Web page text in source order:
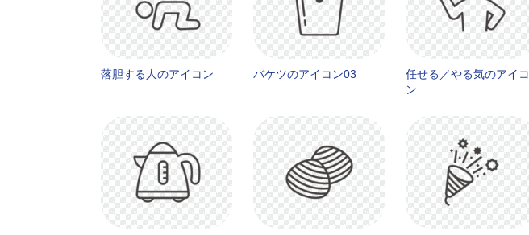
落胆する人のアイコン バケツのアイコン03
任せる／やる気のアイコ
ン